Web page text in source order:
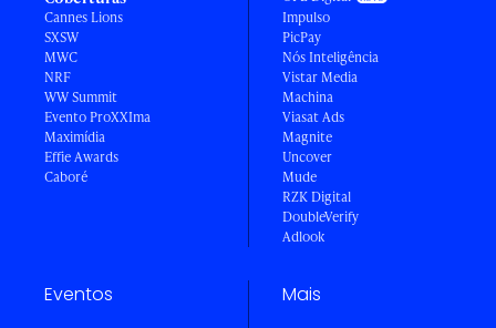
Cannes Lions
SXSW
MWC
NRF
WW Summit
Evento ProXXIma
Maximídia
Effie Awards
Caboré
Impulso
PicPay
Nós Inteligência
Vistar Media
Machina
Viasat Ads
Magnite
Uncover
Mude
RZK Digital
DoubleVerify
Adlook
Eventos Mais